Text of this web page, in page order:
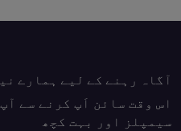
آگاہ رہنے کے لیے ہمارے
اس وقت سائن اَپ کرنے سے
سیمپلز اور بہت کچھ